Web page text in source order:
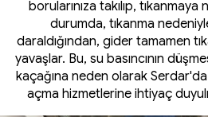
borularınıza takılıp,
durumda, tıkanma
daraldığından, gider tamamen
yavaşlar. Bu, su basıncının
kaçağına neden olarak Serdar'da
açma hizmetlerine ihtiyaç